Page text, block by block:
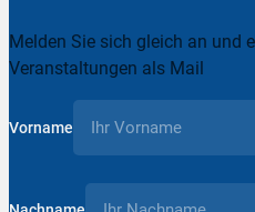
Melden Sie sich gleich an und
Veranstaltungen als Mail
Vorname